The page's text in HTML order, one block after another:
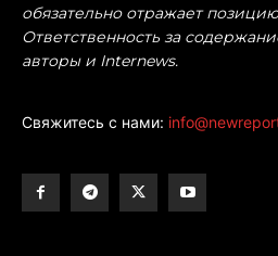
обязательно отражает
Ответственность за
авторы и Internews.
Свяжитесь с нами: